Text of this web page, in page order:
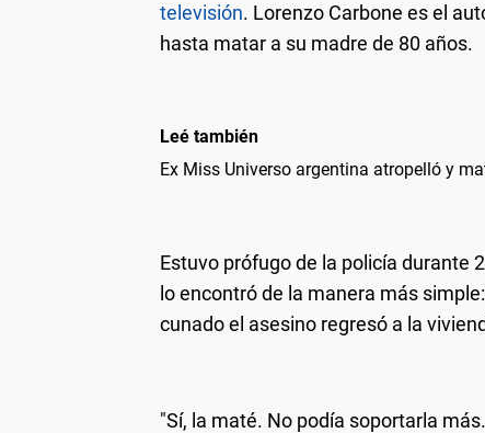
televisión. Lorenzo Carbone es el
hasta matar a su madre de 80 años.
Leé también
Ex Miss Universo argentina atropelló y
Estuvo prófugo de la policía durante
lo encontró de la manera más
cunado el asesino regresó a la
"Sí, la maté. No podía soportarla